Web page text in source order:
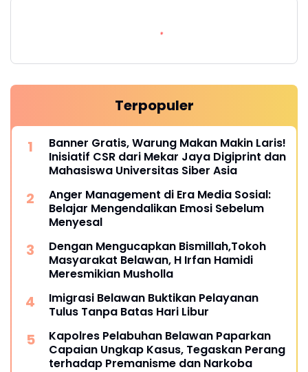
Terpopuler
Banner Gratis, Warung Makan Makin Laris!
Inisiatif CSR dari Mekar Jaya Digiprint dan
Mahasiswa Universitas Siber Asia
Anger Management di Era Media Sosial:
Belajar Mengendalikan Emosi Sebelum
Menyesal
Dengan Mengucapkan Bismillah,Tokoh
Masyarakat Belawan, H Irfan Hamidi
Meresmikian Musholla
Imigrasi Belawan Buktikan Pelayanan
Tulus Tanpa Batas Hari Libur
Kapolres Pelabuhan Belawan Paparkan
Capaian Ungkap Kasus, Tegaskan Perang
terhadap Premanisme dan Narkoba